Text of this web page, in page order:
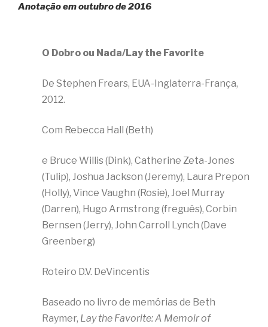
Anotação em outubro de 2016
O Dobro ou Nada/Lay the Favorite
De Stephen Frears, EUA-Inglaterra-França,
2012.
Com Rebecca Hall (Beth)
e Bruce Willis (Dink), Catherine Zeta-Jones
(Tulip), Joshua Jackson (Jeremy), Laura Prepon
(Holly), Vince Vaughn (Rosie), Joel Murray
(Darren), Hugo Armstrong (freguês), Corbin
Bernsen (Jerry), John Carroll Lynch (Dave
Greenberg)
Roteiro D.V. DeVincentis
Baseado no livro de memórias de Beth
Raymer, Lay the Favorite: A Memoir of